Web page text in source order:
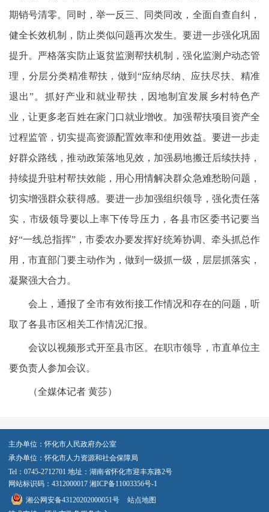
期销号清零。同时，举一反三、同类同改，全面自查自纠，
健全长效机制，防止类似问题再次发生。要进一步强化巩固
提升。严格落实防止返贫监测帮扶机制，强化监测户动态管
理，分层分类精准帮扶，做到“应纳尽纳、应扶尽扶、精准
退出”。抓好产业和就业帮扶，因地制宜发展乡村特色产
业，让更多老百姓在家门口就业增收。加强帮扶项目资产全
过程监管，切实提高资源配置效率和使用效益。要进一步走
好群众路线，推动政策落地见效，加强易地搬迁后续扶持，
持续提升驻村帮扶效能，用心用情解决群众急难愁盼问题，
切实增强群众获得感。要进一步加强组织领导，强化责任落
实，市级领导要以上率下传导压力，各县市区委书记要当
好“一线总指挥”，市委农办要发挥好统筹协调、牵头抓总作
用，市直部门要主动作为，做到一级抓一级，层层抓落实，
凝聚强大合力。
会上，通报了全市有效衔接工作情况和存在的问题，听
取了各县市区相关工作情况汇报。
会议以视频形式开至县市区。在职市领导，市直单位主
要负责人参加会议。
（全媒体记者 黄莎）
主办单位：怀化市人民政府办公室
承办单位：怀化市人力资源和社会保障局
Tel：0745-2712701 地址：湖南省怀化市迎丰东路2号
网站标识码：4312000017 湘ICP备11003356号-1
湘公网安备43120202000051号
站点地图